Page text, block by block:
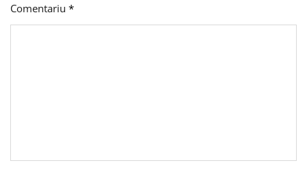
Comentariu *